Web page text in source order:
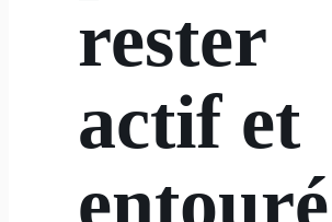
rester
actif et
entouré